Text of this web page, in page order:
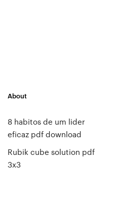
About
8 habitos de um lider
eficaz pdf download
Rubik cube solution pdf
3x3